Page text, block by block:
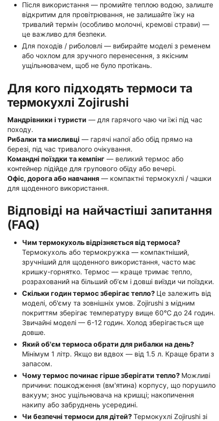
Після використання — промийте теплою водою, залиште
відкритим для провітрювання, не залишайте їжу на
тривалий термін (особливо молочні, кремові страви) —
це важливо для безпеки.
Для походів / риболовлі — вибирайте моделі з ременем
або чохлом для зручного перенесення, з якісним
ущільнювачем, щоб не було протікань.
Для кого підходять термоси та
термокухлі Zojirushi
Мандрівники і туристи — для гарячого чаю чи їжі під час
походу.
Рибалки та мисливці — гарячі напої або обід прямо на
березі, під час тривалого очікування.
Командні поїздки та кемпінг — великий термос або
контейнер підійде для групового обіду або вечері.
Офіс, дорога або навчання — компактні термокухлі / чашки
для щоденного використання.
Відповіді на найчастіші запитання
(FAQ)
Чим термокухоль відрізняється від термоса?
Термокухоль або термокружка — компактніший,
зручніший для щоденного використання, часто має
кришку-горнятко. Термос — краще тримає тепло,
розрахований на більший обʼєм і довші виїзди чи поїздки.
Скільки годин термос зберігає тепло? Це залежить від
моделі, об'єму та зовнішніх умов. Zojirushi з мідним
покриттям зберігає температуру вище 60°C до 24 годин.
Звичайні моделі — 6-12 годин. Холод зберігається ще
довше.
Який об'єм термоса обрати для рибалки на день?
Мінімум 1 літр. Якщо ви вдвох — від 1.5 л. Краще брати з
запасом.
Чому термос починає гірше зберігати тепло? Можливі
причини: пошкодження (вм'ятина) корпусу, що порушило
вакуум; знос ущільнювача на кришці; накопичення
накипу або забруднень усередині.
Чи безпечні термоси для дітей?Термокухлі Zojirushi зі